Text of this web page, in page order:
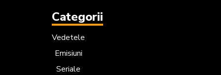
Categorii
Vedetele
Emisiuni
Seriale